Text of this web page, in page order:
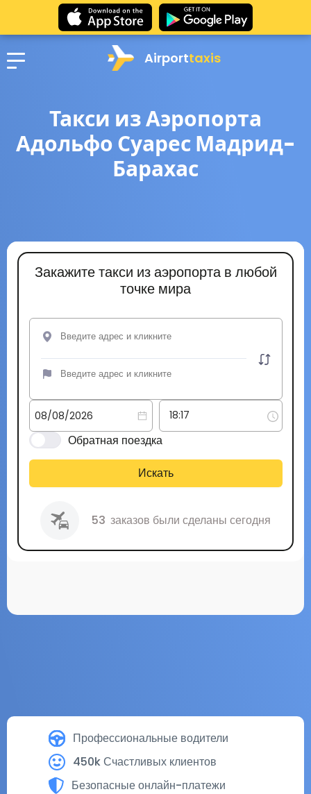
Airporttaxis
Такси из Аэропорта
Адольфо Суарес Мадрид-
Барахас
Профессиональные водители
450k Счастливых клиентов
Безопасные онлайн-платежи
Закажите такси из аэропорта в любой
точке мира
Обратная поездка
Искать
53 заказов были сделаны сегодня